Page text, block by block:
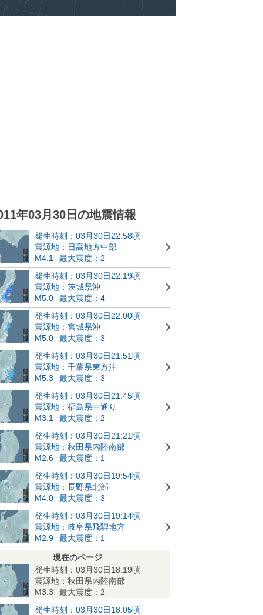
年03月30日の地震情報
発生時刻：03月30日22:58頃
震源地：日高地方中部
M4.1
最大震度：2
発生時刻：03月30日22:19頃
震源地：茨城県沖
M5.0
最大震度：4
発生時刻：03月30日22:00頃
震源地：宮城県沖
M5.0
最大震度：3
発生時刻：03月30日21:51頃
震源地：千葉県東方沖
M5.3
最大震度：3
発生時刻：03月30日21:45頃
震源地：福島県中通り
M3.1
最大震度：2
発生時刻：03月30日21:21頃
震源地：秋田県内陸南部
M2.6
最大震度：1
発生時刻：03月30日19:54頃
震源地：長野県北部
M4.0
最大震度：3
発生時刻：03月30日19:14頃
震源地：岐阜県飛騨地方
M2.9
最大震度：1
現在のページ
発生時刻：03月30日18:19頃
震源地：秋田県内陸南部
M3.3
最大震度：2
発生時刻：03月30日18:05頃